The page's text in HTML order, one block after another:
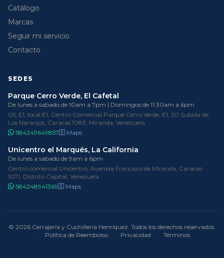
Catálogo
Marcas
Seguir mi servicio
Contacto
SEDES
Parque Cerro Verde, El Cafetal
De lunes a sabado de 10am a 7pm | Domingos de 11:30am a 6pm
05, E1, local E1, Centro Comercial Parque Cerro Verde, E1, 20 Subida de
Los Naranjos, Caracas 1083, Miranda, Venezuela
584249649857
Maps
Unicentro el Marqués, La California
De lunes a sabado de 9am a 6pm
Centro comercial Unicentro, Avenida Francisco de Miranda, Caracas
1071, Distrito Capital, Venezuela
584248941369
Maps
© 2026 Cerrajería y Cuchillería Henríquez. Todos los derechos reservados.
·
Política de Reembolso · Privacidad · Términos